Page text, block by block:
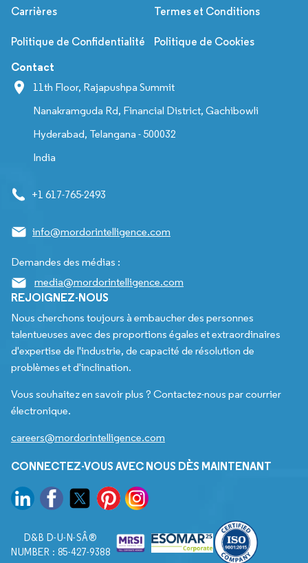
Carrières Termes et Conditions
Politique de Confidentialité Politique de Cookies
Contact
11th Floor, Rajapushpa Summit
Nanakramguda Rd, Financial District, Gachibowli
Hyderabad, Telangana - 500032
India
+1 617-765-2493
info@mordorintelligence.com
Demandes des médias :
media@mordorintelligence.com
REJOIGNEZ-NOUS
Nous cherchons toujours à embaucher des personnes
talentueuses avec des proportions égales et extraordinaires
d'expertise de l'industrie, de capacité de résolution de
problèmes et d'inclination.
Vous souhaitez en savoir plus ? Contactez-nous par courrier
électronique.
careers@mordorintelligence.com
CONNECTEZ-VOUS AVEC NOUS DÈS MAINTENANT
D&B D-U-N-SÂ®
NUMBER : 85-427-9388